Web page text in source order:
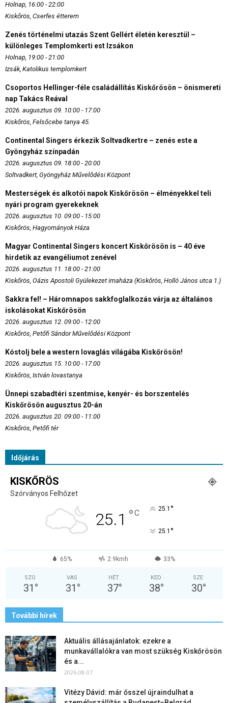
Holnap, 16:00 - 22:00
Kiskőrös, Cserfes étterem
Zenés történelmi utazás Szent Gellért életén keresztül –
különleges Templomkerti est Izsákon
Holnap, 19:00 - 21:00
Izsák, Katolikus templomkert
Csoportos Hellinger-féle családállítás Kiskőrösön – önismereti
nap Takács Reával
2026. augusztus 09. 10:00 - 17:00
Kiskőrös, Felsőcebe tanya 45.
Continental Singers érkezik Soltvadkertre – zenés este a
Gyöngyház színpadán
2026. augusztus 09. 18:00 - 20:00
Soltvadkert, Gyöngyház Művelődési Központ
Mesterségek és alkotói napok Kiskőrösön – élményekkel teli
nyári program gyerekeknek
2026. augusztus 10. 09:00 - 15:00
Kiskőrös, Hagyományok Háza
Magyar Continental Singers koncert Kiskőrösön is – 40 éve
hirdetik az evangéliumot zenével
2026. augusztus 11. 18:00 - 21:00
Kiskőrös, Oázis Apostoli Gyülekezet imaháza (Kiskőrös, Holló János utca 1.)
Sakkra fel! – Háromnapos sakkfoglalkozás várja az általános
iskolásokat Kiskőrösön
2026. augusztus 12. 09:00 - 12:00
Kiskőrös, Petőfi Sándor Művelődési Központ
Kóstolj bele a western lovaglás világába Kiskőrösön!
2026. augusztus 15. 10:00 - 17:00
Kiskőrös, István lovastanya
Ünnepi szabadtéri szentmise, kenyér- és borszentelés
Kiskőrösön augusztus 20-án
2026. augusztus 20. 09:00 - 11:00
Kiskőrös, Petőfi tér
Időjárás
KISKŐRÖS
Szórványos Felhőzet
25.1 °C 25.1 °
25.1 °
65% 2.9kmh 33%
SZO
31 °
VAS
31 °
HÉT
37°
KED
38°
SZE
30°
További hírek
Aktuális állásajánlatok: ezekre a
munkavállalókra van most szükség Kiskőrösön
és a...
2026-08-07
Vitézy Dávid: már ősszel újraindulhat a